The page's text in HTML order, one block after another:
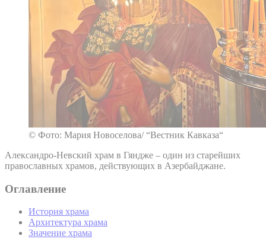
© Фото: Мария Новоселова/ “Вестник Кавказа“
Александро-Невский храм в Гяндже – один из старейших
православных храмов, действующих в Азербайджане.
Оглавление
История храма
Архитектура храма
Значение храма